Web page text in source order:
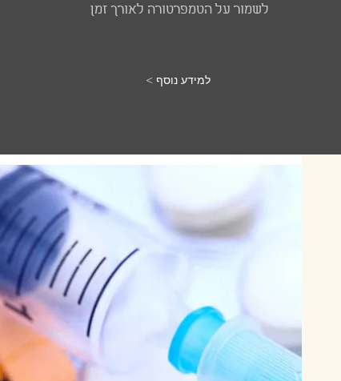
לשמור על הטמפרטורה לאורך זמן
< למידע נוסף